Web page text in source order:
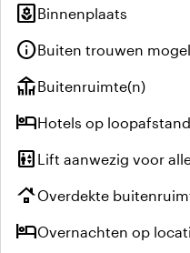
yardBinnenplaats
infoBuiten trouwen
deckBuitenruimte(n)
hotelHotels op loopafstand
elevator Lift aanwezig voor
roofingOverdekte
hotelOvernachten op